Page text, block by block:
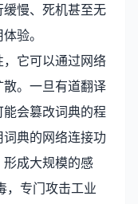
慢、死机甚至无
验。
它可以通过网络
。一旦有道翻译
会篡改词典的程
典的网络连接功
成大规模的感
，专门攻击工业